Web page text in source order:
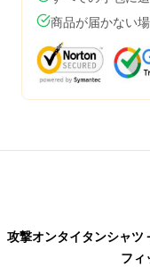
商品が届かない
攻撃オンタイタンシャツ
フィ